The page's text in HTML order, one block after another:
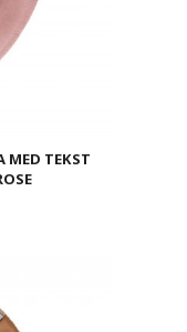
MED TEKST